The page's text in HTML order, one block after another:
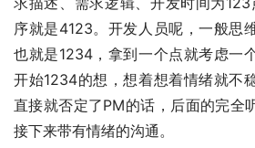
序就是4123。开发人员呢，一般思
也就是1234，拿到一个点就考虑一
开始1234的想，想着想着情绪就不
直接就否定了PM的话，后面的完全
接下来带有情绪的沟通。